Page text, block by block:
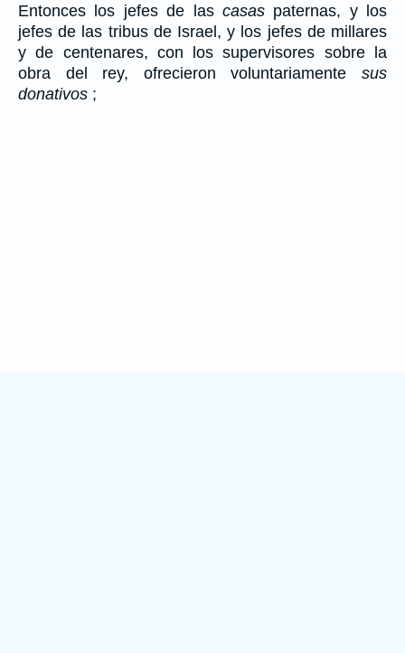
Entonces los jefes de las casaspaternas, y los
jefes de las tribus de Israel, y los jefes de millares
y de centenares, con los supervisores sobre la
obra del rey, ofrecieron voluntariamente sus
donativos ;